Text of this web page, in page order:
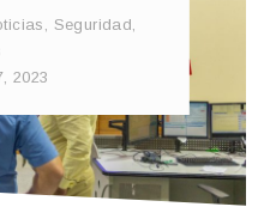
Seguridad
2023